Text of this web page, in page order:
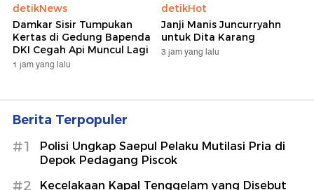
detikNews
Damkar Sisir Tumpukan
Kertas di Gedung Bapenda
DKI Cegah Api Muncul Lagi
1 jam yang lalu
detikHot
Janji Manis Juncurryahn
untuk Dita Karang
3 jam yang lalu
Berita Terpopuler
#1
Polisi Ungkap Saepul Pelaku Mutilasi Pria di
Depok Pedagang Piscok
#2
Kecelakaan Kapal Tenggelam yang Disebut